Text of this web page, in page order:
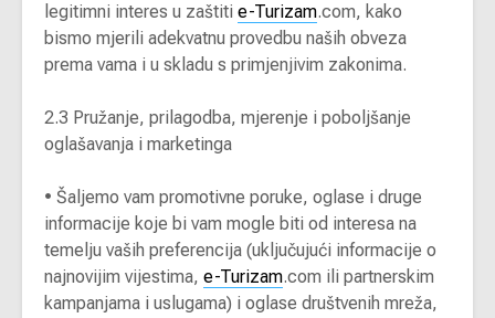
legitimni interes u zaštiti e-Turizam.com, kako
bismo mjerili adekvatnu provedbu naših obveza
prema vama i u skladu s primjenjivim zakonima.
2.3 Pružanje, prilagodba, mjerenje i poboljšanje
oglašavanja i marketinga
• Šaljemo vam promotivne poruke, oglase i druge
informacije koje bi vam mogle biti od interesa na
temelju vaših preferencija (uključujući informacije o
najnovijim vijestima, e-Turizam.com ili partnerskim
kampanjama i uslugama) i oglase društvenih mreža,